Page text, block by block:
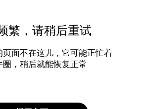
繁，请稍后重试
页面不在这儿，它可能正忙着
圈，稍后就能恢复正常